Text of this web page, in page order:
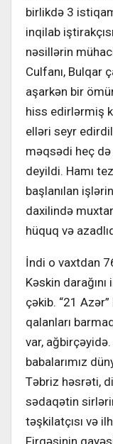
birlikdə 3
inqilab
nəsillərin
Culfanı, Bulqar
aşarkən bir
hiss edirlərmiş
elləri seyr
məqsədi heç
deyildi. Hamı
başlanılan
daxilində
hüquq və
İndi o vaxtdan
Kəskin darağını
çəkib. “21 Azər”
qalanları
var,
babalarımız
Təbriz həsrəti,
sədaqətin
təşkilatçısı və
Firqəsinin